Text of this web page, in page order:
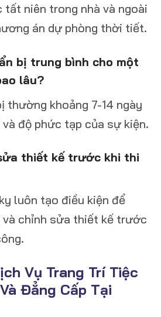
niên trong nhà và ngoài
án dự phòng thời tiết.
bị trung bình cho một
lâu?
thường khoảng 7-14 ngày
độ phức tạp của sự kiện.
thiết kế trước khi thi
luôn tạo điều kiện để
và chỉnh sửa thiết kế trước
Vụ Trang Trí Tiệc
Đẳng Cấp Tại